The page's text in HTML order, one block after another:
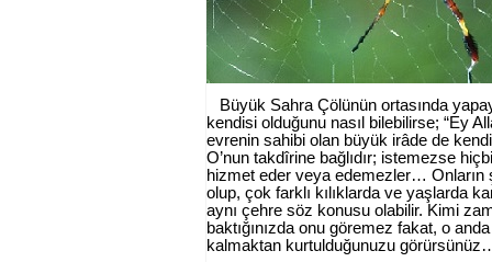
Büyük Sahra Çölünün ortasında
kendisi olduğunu nasıl bilebilirse; “Ey
evrenin sahibi olan büyük irâde de
O’nun takdîrine bağlıdır; istemezse
hizmet eder veya edemezler… Onların
olup, çok farklı kılıklarda ve yaşlarda
aynı çehre söz konusu olabilir. Kimi
baktığınızda onu göremez fakat, o
kalmaktan kurtulduğunuzu